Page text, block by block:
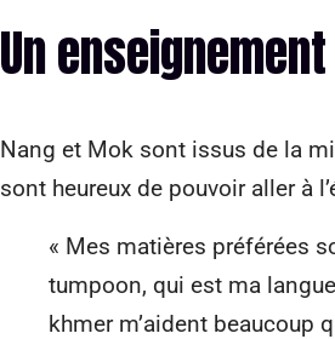
Un
Nang et Mok sont issus de la
sont heureux de pouvoir aller à
« Mes matières préférées
tumpoon, qui est ma
khmer m’aident beaucoup